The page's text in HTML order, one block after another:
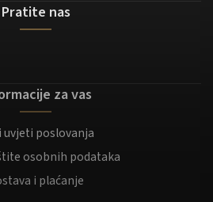
Pratite nas
za vas
uvjeti poslovanja
osobnih podataka
i plaćanje